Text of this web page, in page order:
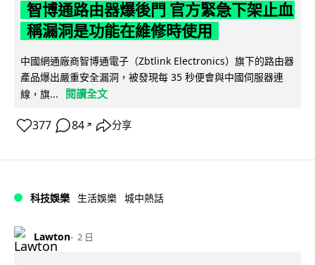
智博通路由器爆後門 官方緊急下架止血
稱漏洞是功能在維修時使用
中國網通廠商智博通電子（Zbtlink Electronics）旗下的路由器
產品爆出嚴重安全漏洞，被發現每 35 秒便會與中國伺服器連
線，旗...
閱讀全文
377 84 ↗ 分享
科技娛樂 生活娛樂 城中熱話
Lawton 2 日